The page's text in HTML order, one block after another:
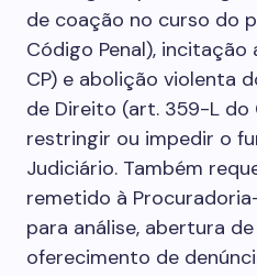
de coação no curso do
Código Penal),
CP) e abolição violenta
de Direito (art. 359-L do
restringir ou impedir o
Judiciário. Também
remetido à
para análise, abertura
oferecimento de